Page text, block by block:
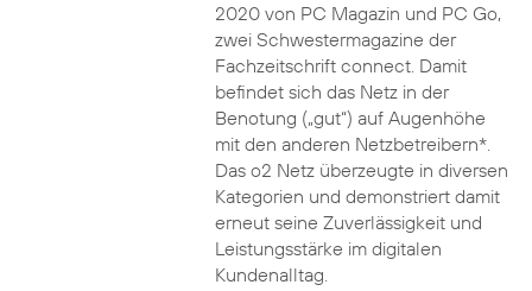
2020 von PC Magazin und PC Go,
zwei Schwestermagazine der
Fachzeitschrift connect. Damit
befindet sich das Netz in der
Benotung („gut“) auf Augenhöhe
mit den anderen Netzbetreibern*.
Das o2 Netz überzeugte in diversen
Kategorien und demonstriert damit
erneut seine Zuverlässigkeit und
Leistungsstärke im digitalen
Kundenalltag.